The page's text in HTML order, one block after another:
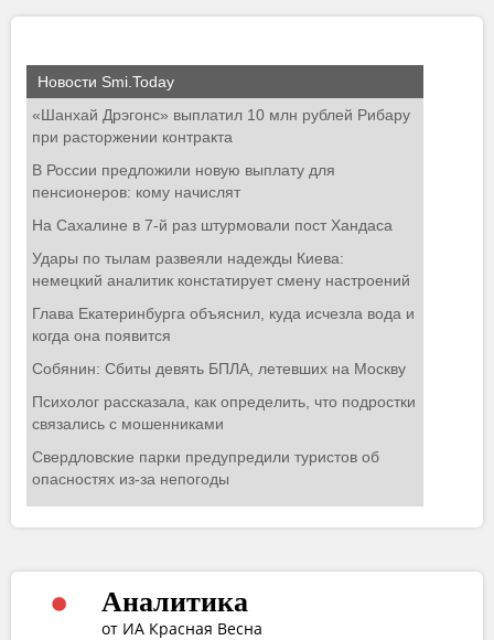
Аналитика
от ИА Красная Весна